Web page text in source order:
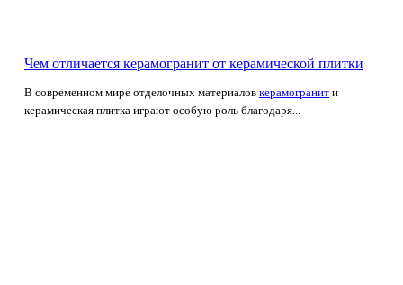
Чем отличается керамогранит от керамической плитки
В современном мире отделочных материалов керамогранит и
керамическая плитка играют особую роль благодаря...